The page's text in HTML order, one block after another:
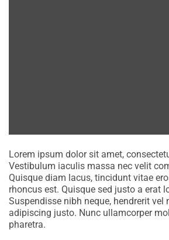
Lorem ipsum dolor sit amet,
Vestibulum iaculis massa nec velit
Quisque diam lacus, tincidunt vitae
rhoncus est. Quisque sed justo a erat
Suspendisse nibh neque, hendrerit vel
adipiscing justo. Nunc ullamcorper
pharetra.